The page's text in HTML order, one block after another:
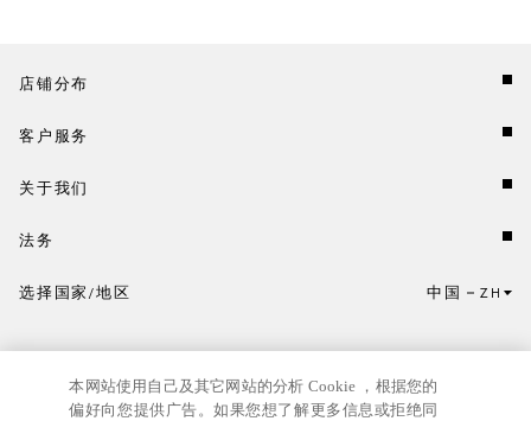
店铺分布
客户服务
关于我们
法务
点击此处选择国家/地区和语言。
选择国家/地区 中国 ZH
本网站使用自己及其它网站的分析 Cookie ，根据您的
偏好向您提供广告。如果您想了解更多信息或拒绝同